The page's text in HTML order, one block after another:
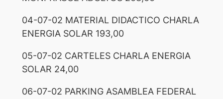
04-07-02 MATERIAL DIDACTICO CHARLA
ENERGIA SOLAR 193,00
05-07-02 CARTELES CHARLA ENERGIA
SOLAR 24,00
06-07-02 PARKING ASAMBLEA FEDERAL